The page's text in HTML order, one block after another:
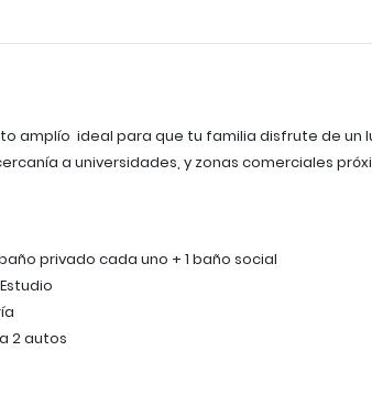
amplío ideal para que tu familia disfrute de un
a universidades, y zonas comerciales
privado cada uno + 1 baño social
2 autos